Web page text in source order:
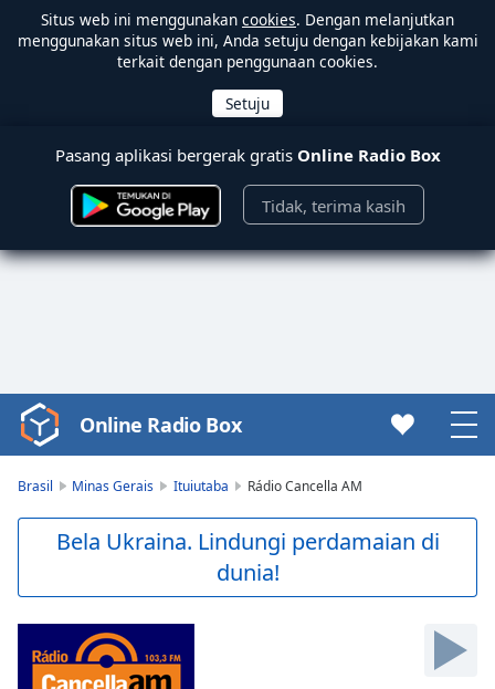
Situs web ini menggunakan cookies. Dengan melanjutkan
menggunakan situs web ini, Anda setuju dengan kebijakan kami
terkait dengan penggunaan cookies.
Pasang aplikasi bergerak gratis Online Radio Box
Tidak, terima kasih
Video
Player
Skip
Forward
Online Radio Box
Brasil Minas Gerais Ituiutaba Rádio Cancella AM
Bela Ukraina. Lindungi perdamaian di
dunia!